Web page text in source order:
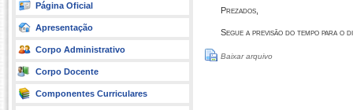
Página Oficial
Apresentação
Corpo Administrativo
Corpo Docente
Componentes Curriculares
Prezados,
Segue a previsão do tempo para o
Baixar arquivo